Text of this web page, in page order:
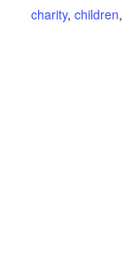
charity, children,